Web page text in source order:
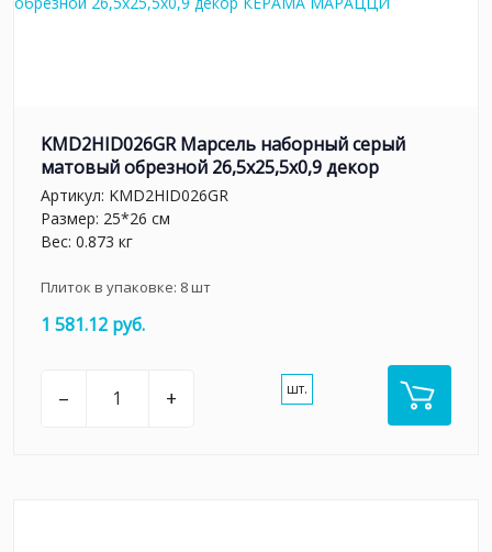
KMD2HID026GR Марсель наборный серый
матовый обрезной 26,5x25,5x0,9 декор
Артикул: KMD2HID026GR
Размер: 25*26 см
Вес: 0.873 кг
Плиток в упаковке: 8шт
1 581.12 руб.
– + шт.